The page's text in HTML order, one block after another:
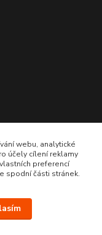
webu, analytické
účely cílení reklamy
preferencí
spodní části stránek.